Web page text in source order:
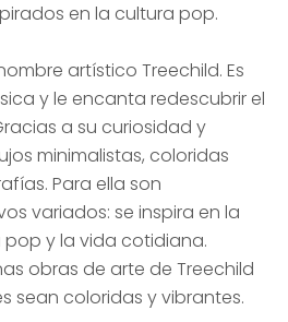
en la cultura pop.
artístico Treechild. Es
y le encanta redescubrir el
a su curiosidad y
minimalistas, coloridas
Para ella son
variados: se inspira en la
y la vida cotidiana.
obras de arte de Treechild
sean coloridas y vibrantes.